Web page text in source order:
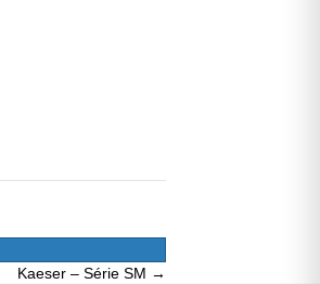
Kaeser – Série SM →